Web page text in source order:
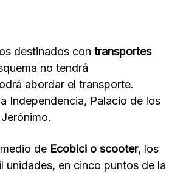
destinados con transportes
no tendrá
abordar el transporte.
Independencia, Palacio de los
de Ecobici o scooter, los
unidades, en cinco puntos de la